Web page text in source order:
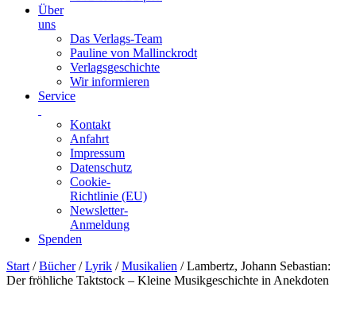
Über
uns
Das Verlags-Team
Pauline von Mallinckrodt
Verlagsgeschichte
Wir informieren
Service
Kontakt
Anfahrt
Impressum
Datenschutz
Cookie-
Richtlinie (EU)
Newsletter-
Anmeldung
Spenden
Skip
to
Start /Bücher/Lyrik /Musikalien / Lambertz, Johann Sebastian:
Der fröhliche Taktstock – Kleine Musikgeschichte in Anekdoten